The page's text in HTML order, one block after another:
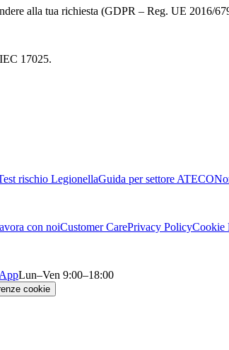
alla tua richiesta (GDPR – Reg. UE 2016/
17025.
rischio LegionellaGuida per settore ATECO
con noiCustomer CarePrivacy PolicyCookie
Lun–Ven 9:00–18:00
cookie